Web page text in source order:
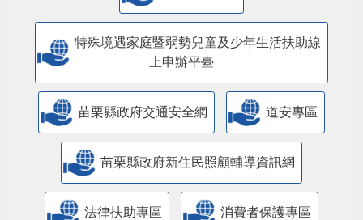
特殊境遇家庭暨弱勢兒童及少年生活扶助線
上申辦平臺
苗栗縣政府交通安全網 道安專區
苗栗縣政府新住民照顧輔導資訊網
法律扶助專區 消費者保護專區